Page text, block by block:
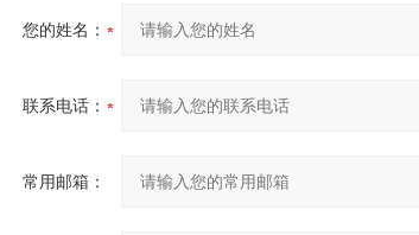
您的姓名：
联系电话：
常用邮箱：